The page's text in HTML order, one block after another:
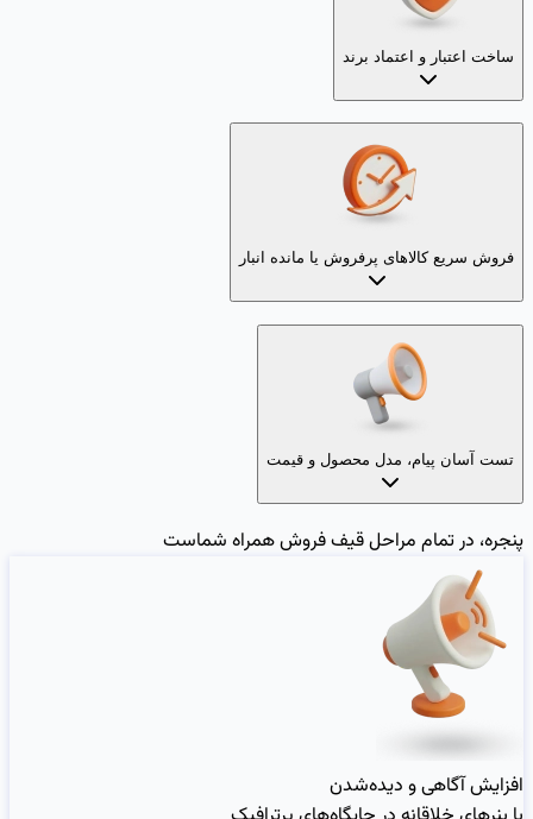
ساخت اعتبار و اعتماد برند
فروش سریع کالاهای پرفروش یا مانده انبار
تست آسان پیام، مدل محصول و قیمت
پنجره، در تمام مراحل قیف فروش همراه شماست
افزایش آگاهی و دیده‌شدن